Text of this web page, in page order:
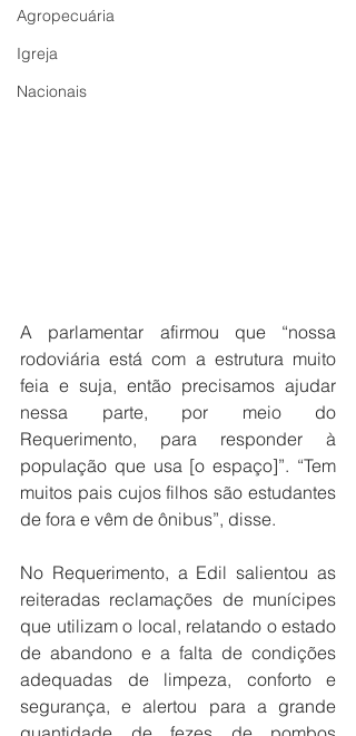
Agropecuária
Igreja
Nacionais
A parlamentar afirmou que “nossa
rodoviária está com a estrutura muito
feia e suja, então precisamos ajudar
nessa parte, por meio do
Requerimento, para responder à
população que usa [o espaço]”. “Tem
muitos pais cujos filhos são estudantes
de fora e vêm de ônibus”, disse.
No Requerimento, a Edil salientou as
reiteradas reclamações de munícipes
que utilizam o local, relatando o estado
de abandono e a falta de condições
adequadas de limpeza, conforto e
segurança, e alertou para a grande